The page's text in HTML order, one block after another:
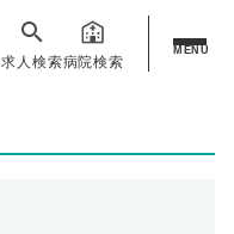
求人検索病院検索
MENU